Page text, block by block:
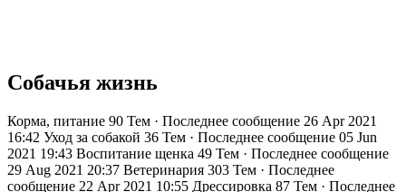
Собачья жизнь
Корма, питание 90 Тем · Последнее сообщение 26 Apr 2021
16:42 Уход за собакой 36 Тем · Последнее сообщение 05 Jun
2021 19:43 Воспитание щенка 49 Тем · Последнее сообщение
29 Aug 2021 20:37 Ветеринария 303 Тем · Последнее
сообщение 22 Apr 2021 10:55 Дрессировка 87 Тем · Последнее